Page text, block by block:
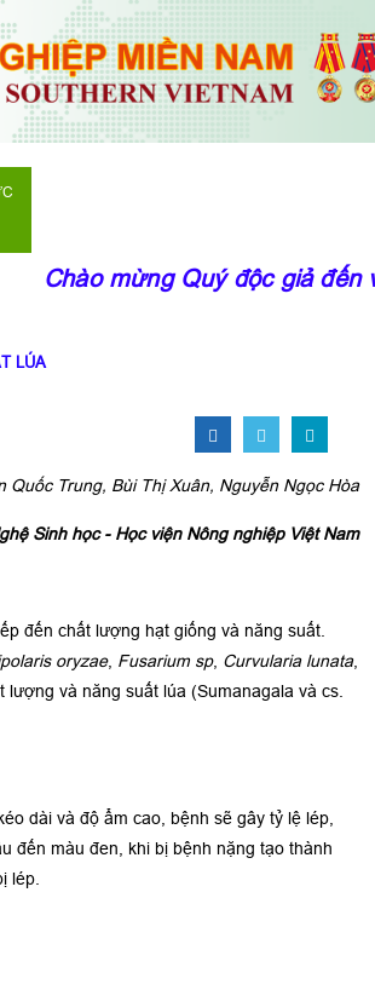
Chào mừng Quý độc giả đến
LÚA
Quốc Trung, Bùi Thị Xuân, Nguyễn Ngọc Hòa
Sinh học - Học viện Nông nghiệp Việt Nam
đến chất lượng hạt giống và năng suất.
oryzae, Fusarium sp, Curvularia lunata,
và năng suất lúa (Sumanagala và cs.
dài và độ ẩm cao, bệnh sẽ gây tỷ lệ lép,
đến màu đen, khi bị bệnh nặng tạo thành
lép.